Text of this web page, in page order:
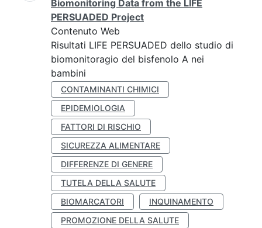
Biomonitoring Data from the LIFE
PERSUADED Project
Contenuto Web
Risultati LIFE PERSUADED dello studio di
biomonitoragio del bisfenolo A nei
bambini
CONTAMINANTI CHIMICI
EPIDEMIOLOGIA
FATTORI DI RISCHIO
SICUREZZA ALIMENTARE
DIFFERENZE DI GENERE
TUTELA DELLA SALUTE
BIOMARCATORI
INQUINAMENTO
PROMOZIONE DELLA SALUTE